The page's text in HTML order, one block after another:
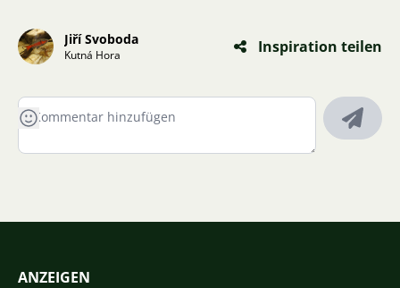
Jiří Svoboda
Kutná Hora Inspiration teilen
ANZEIGEN